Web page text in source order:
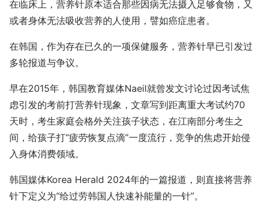
在临床上，营养针原本适合那些因病无法摄入足够食物，又
或者身体无法吸收营养的人使用，譬如癌症患者。
在韩国，作为存在已久的一项保健服务，营养针早已引发过
多轮报道与争议。
早在2015年，韩国教育媒体Naeil就曾发文讨论过因考试焦
虑引发的考前打营养针现象，文章写到距离重大考试约70
天时，考生家庭会格外关注孩子状态，在江南部分考生之
间，给孩子打“疲劳恢复点滴”一度流行，竞争的焦虑开始侵
入身体消费领域。
韩国媒体Korea Herald 2024年的一篇报道，则直接将营养
针下定义为“给过劳韩国人快速补能量的一针”。